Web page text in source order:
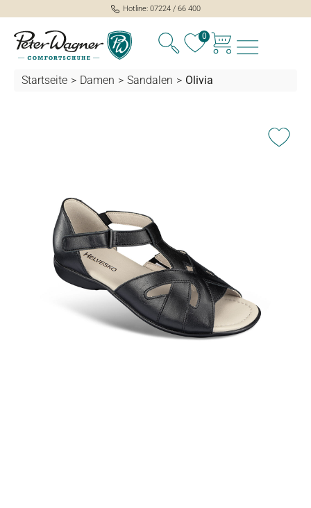
springen
Hotline: 07224 / 66 400
0
Startseite > Damen > Sandalen > Olivia